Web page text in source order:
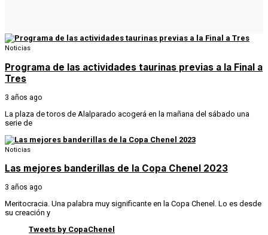
Noticias
Programa de las actividades taurinas previas a la Final a
Tres
3 años ago
La plaza de toros de Alalparado acogerá en la mañana del sábado una
serie de
Noticias
Las mejores banderillas de la Copa Chenel 2023
3 años ago
Meritocracia. Una palabra muy significante en la Copa Chenel. Lo es desde
su creación y
Tweets by CopaChenel